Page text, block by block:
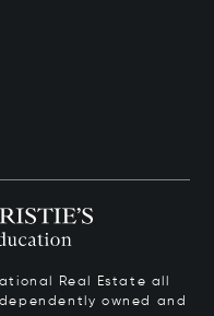
Real Estate all
owned and